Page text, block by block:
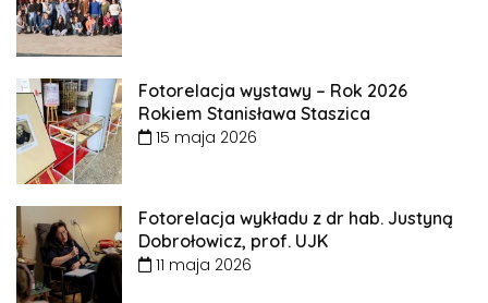
Fotorelacja wystawy – Rok 2026
Rokiem Stanisława Staszica
15 maja 2026
Fotorelacja wykładu z dr hab. Justyną
Dobrołowicz, prof. UJK
11 maja 2026